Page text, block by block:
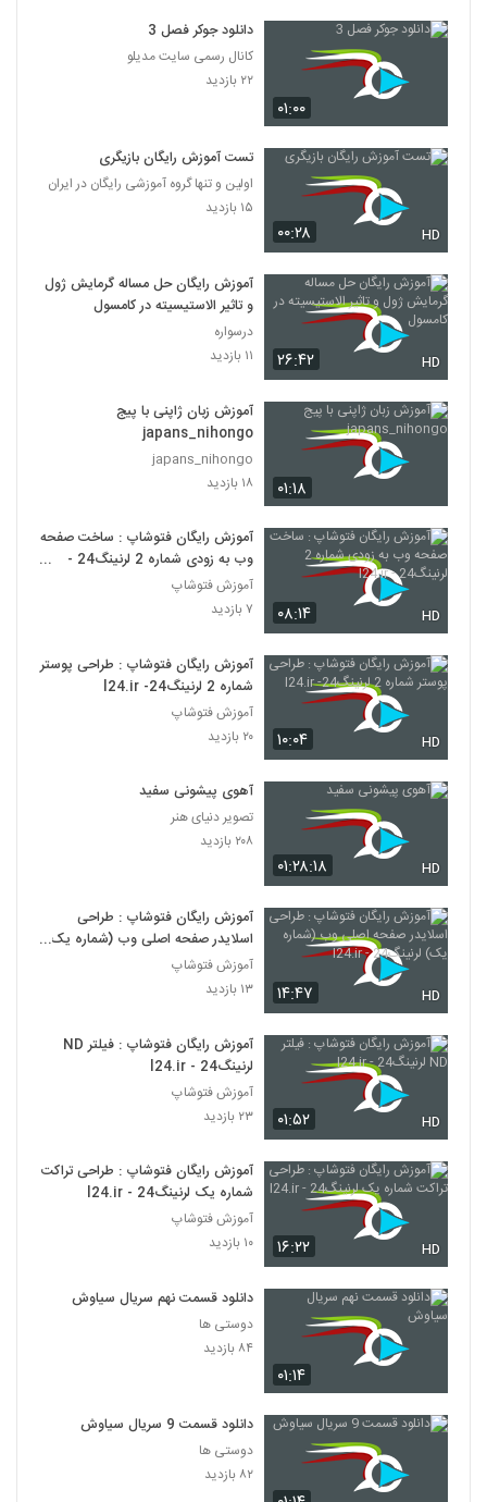
۰۱:۰۰
دانلود جوکر فصل 3
کانال رسمی سایت مدیلو
۲۲ بازدید
۰۰:۲۸ HD
تست آموزش رایگان بازیگری
اولین و تنها گروه آموزشی رایگان در ایران
۱۵ بازدید
۲۶:۴۲ HD
آموزش رایگان حل مساله گرمایش ژول
و تاثیر الاستیسیته در کامسول
درسواره
۱۱ بازدید
۰۱:۱۸
آموزش زبان ژاپنی با پیج
japans_nihongo
japans_nihongo
۱۸ بازدید
۰۸:۱۴ HD
آموزش رایگان فتوشاپ : ساخت صفحه
وب به زودی شماره 2 لرنینگ24 -
l24.ir
آموزش فتوشاپ
۷ بازدید
۱۰:۰۴ HD
آموزش رایگان فتوشاپ : طراحی پوستر
شماره 2 لرنینگ24- l24.ir
آموزش فتوشاپ
۲۰ بازدید
۰۱:۲۸:۱۸ HD
آهوی پیشونی سفید
تصویر دنیای هنر
۲۰۸ بازدید
۱۴:۴۷ HD
آموزش رایگان فتوشاپ : طراحی
اسلایدر صفحه اصلی وب (شماره یک)
لرنینگ24 - l24.ir
آموزش فتوشاپ
۱۳ بازدید
۰۱:۵۲ HD
آموزش رایگان فتوشاپ : فیلتر ND
لرنینگ24 - l24.ir
آموزش فتوشاپ
۲۳ بازدید
۱۶:۲۲ HD
آموزش رایگان فتوشاپ : طراحی تراکت
شماره یک لرنینگ24 - l24.ir
آموزش فتوشاپ
۱۰ بازدید
۰۱:۱۴
دانلود قسمت نهم سریال سیاوش
دوستی ها
۸۴ بازدید
دانلود قسمت 9 سریال سیاوش
دوستی ها
۸۲ بازدید